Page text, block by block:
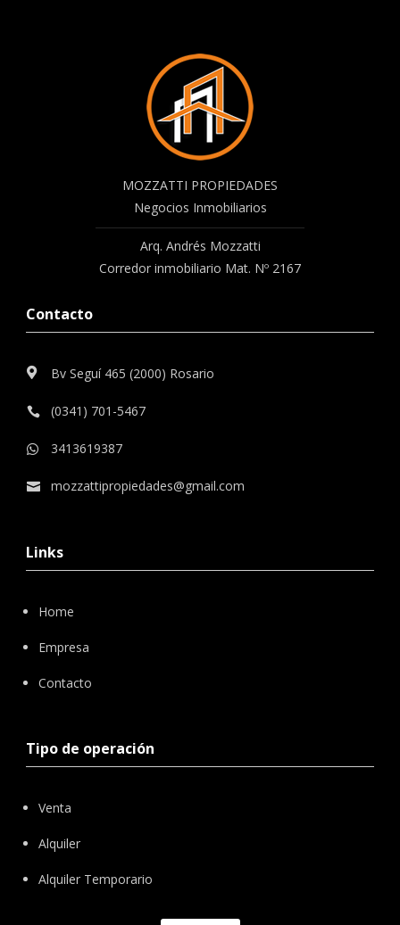
MOZZATTI PROPIEDADES
Negocios Inmobiliarios
Arq. Andrés Mozzatti
Corredor inmobiliario Mat. Nº 2167
Contacto
 Bv Seguí 465 (2000) Rosario
 (0341) 701-5467
 3413619387
 mozzattipropiedades@gmail.com
Links
Home
Empresa
Contacto
Tipo de operación
Venta
Alquiler
Alquiler Temporario